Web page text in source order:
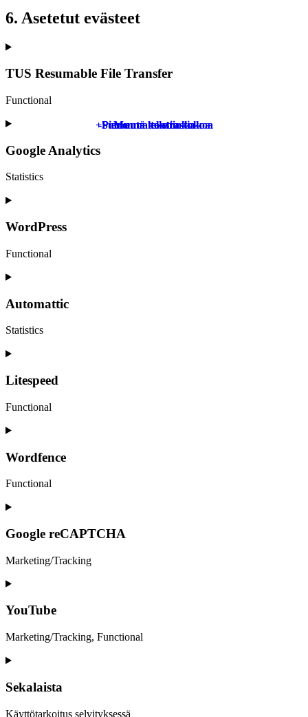
Muuta kontrastia
-Pienennä tekstin kokoa
+Suurenna tekstin kokoa
6. Asetetut evästeet
TUS Resumable File Transfer
Functional
Consent
service
resumable-
transfer
Google Analytics
Statistics
Consent
service
analytics
WordPress
Functional
Consent
service
Automattic
Statistics
Consent
service
automattic
Litespeed
Functional
Consent
service
Wordfence
Functional
Consent
service
wordfence
Google reCAPTCHA
Marketing/Tracking
Consent
service
recaptcha
YouTube
Marketing/Tracking, Functional
Consent
service
Sekalaista
Käyttötarkoitus selvityksessä